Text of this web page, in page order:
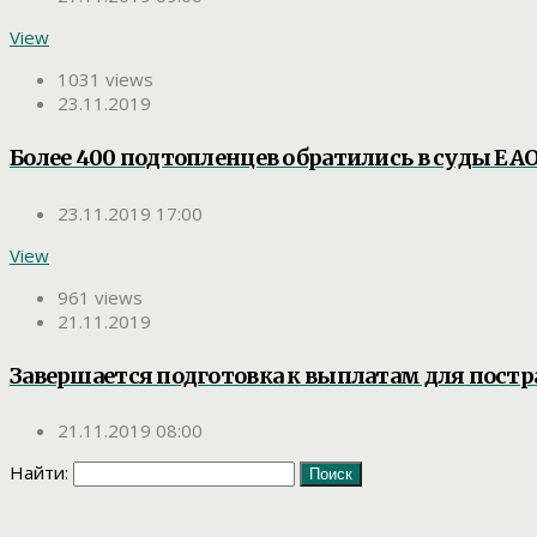
View
1031 views
23.11.2019
Более 400 подтопленцев обратились в суды
23.11.2019 17:00
View
961 views
21.11.2019
Завершается подготовка к выплатам для
21.11.2019 08:00
Найти: